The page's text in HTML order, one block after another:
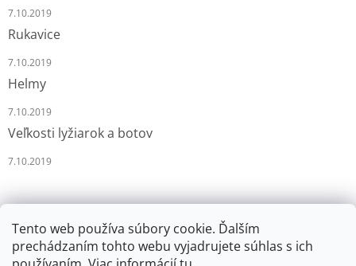
Tento web používa súbory cookie. Ďalším
prechádzaním tohto webu vyjadrujete súhlas s ich
7.10.2019
Rukavice
7.10.2019
Helmy
7.10.2019
Veľkosti lyžiarok a botov
7.10.2019